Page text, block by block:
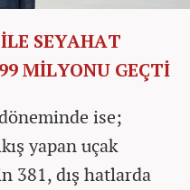
SEYAHAT
MİLYONU GEÇTİ
ise;
yapan uçak
381, dış hatlarda